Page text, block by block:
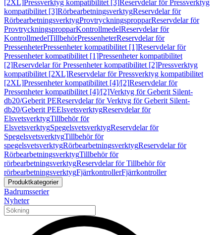
[2XL]Pressverktyg kompatibilitet [3]Reservdelar för Pressverktyg
kompatibilitet [3]RörbearbetningsverktygReservdelar för
RörbearbetningsverktygProvtryckningspropparReservdelar för
ProvtryckningspropparKontrollmedelReservdelar för
KontrollmedelTillbehörPressenheterReservdelar för
PressenheterPressenheter kompatibilitet [1]Reservdelar för
Pressenheter kompatibilitet [1]Pressenheter kompatibilitet
[2]Reservdelar för Pressenheter kompatibilitet [2]Pressverktyg
kompatibilitet [2XL]Reservdelar för Pressverktyg kompatibilitet
[2XL]Pressenheter kompatibilitet [4]/[2]Reservdelar för
Pressenheter kompatibilitet [4]/[2]Verktyg för Geberit Silent-
db20/Geberit PEReservdelar för Verktyg för Geberit Silent-
db20/Geberit PEElsvetsverktygReservdelar för
ElsvetsverktygTillbehör för
ElsvetsverktygSpegelsvetsverktygReservdelar för
SpegelsvetsverktygTillbehör för
spegelsvetsverktygRörbearbetningsverktygReservdelar för
RörbearbetningsverktygTillbehör för
rörbearbetningsverktygReservdelar för Tillbehör för
rörbearbetningsverktygFjärrkontrollerFjärrkontroller
Produktkategorier
Badrumsserier
Nyheter